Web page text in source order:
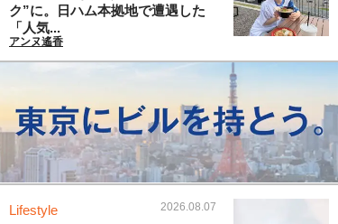
ク”に。日ハム本拠地で遭遇した
「人気...
アンヌ遙香
Lifestyle 2026.08.07